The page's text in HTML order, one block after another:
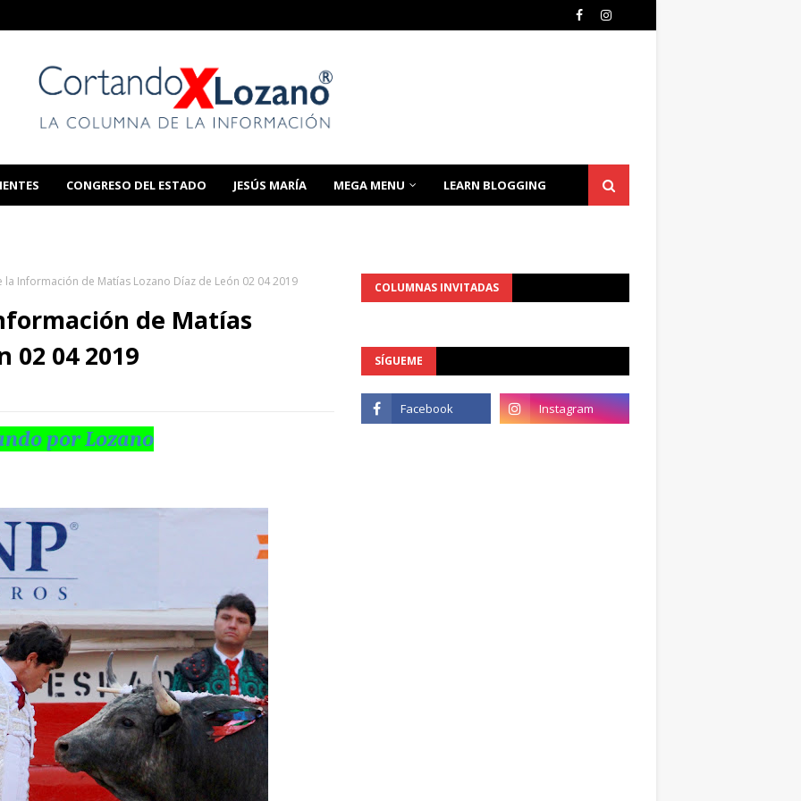
CONGRESO DEL ESTADO JESÚS MARÍA MEGA MENU LEARN BLOGGING
la Información de Matías Lozano Díaz de León 02 04 2019
de Matías
02 04 2019
por Lozano
COLUMNAS INVITADAS
SÍGUEME